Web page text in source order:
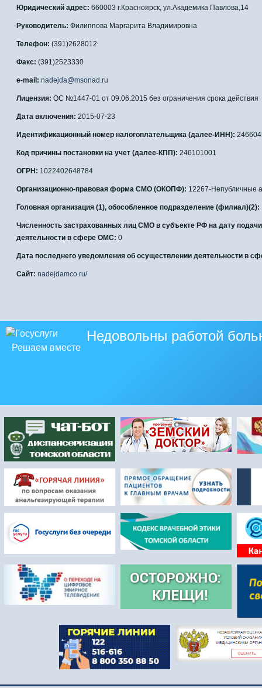
Юридический адрес: 660003 г.Красноярск, ул.Академика Павлова,14
Руководитель: Филиппова Маргарита Владимировна
Телефон: (391)2628012
Факс: (391)2523330
e-mail: nadejda@msonad.ru
Лицензия: OC №1447-01 от 09.06.2015 без ограничения срока действия
Дата включения: 2015-07-23
Идентификационный номер налогоплательщика (далее-ИНН):
Код причины постановки на учет (далее-КПП): 246101001
ОГРН: 1022402648784
Организационно-правовая форма СМО (ОКОПФ): 12267-Непубличные
Головная организация (1), обособленное подразделение (филиал)(2):
Численность застрахованных лиц СМО в субъекте РФ на дату
деятельности в сфере ОМС: 0
Дата последнего уведомления об осуществлении деятельности в
Сайт: nadejdamco.ru/
Решаем вместе
Недовольны работой